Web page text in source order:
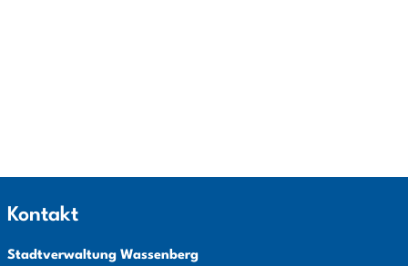
Kontakt
Stadtverwaltung Wassenberg